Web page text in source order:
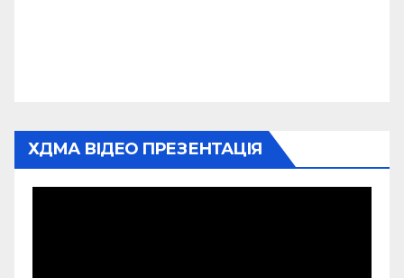
ХДМА ВІДЕО ПРЕЗЕНТАЦІЯ